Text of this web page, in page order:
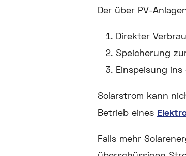
Der über PV-
Direkter
Speicherung
Einspeisung
Solarstrom kann
Betrieb eines
Falls mehr